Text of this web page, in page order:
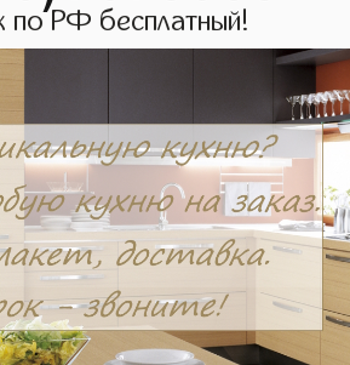
по РФ бесплатный!